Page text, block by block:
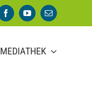
FacebookYouTube
E-
Mail
MEDIATHEK